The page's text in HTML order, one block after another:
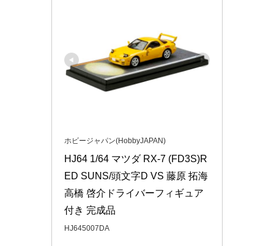
ホビージャパン(HobbyJAPAN)
HJ64 1/64 マツダ RX-7 (FD3S)R
ED SUNS/頭文字D VS 藤原 拓海
高橋 啓介ドライバーフィギュア
付き 完成品
HJ645007DA